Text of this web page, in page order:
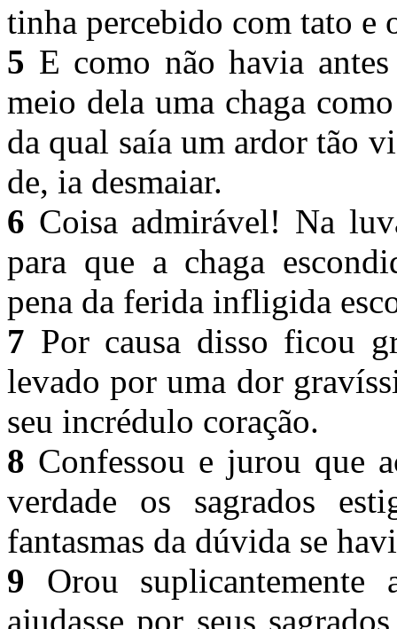
tinha percebido com tato e
5 E como não havia
meio dela uma chaga
da qual saía um ardor tão
de, ia desmaiar.
6 Coisa admirável! Na
para que a chaga
pena da ferida infligida
7 Por causa disso ficou
levado por uma dor
seu incrédulo coração.
8 Confessou e jurou que
verdade os sagrados
fantasmas da dúvida se
9 Orou
ajudasse por seus